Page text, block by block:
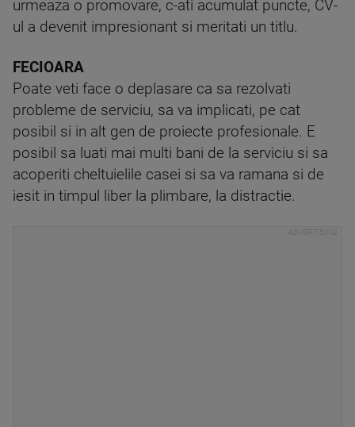
urmeaza o promovare, c-ati acumulat puncte, CV-
ul a devenit impresionant si meritati un titlu.
FECIOARA
Poate veti face o deplasare ca sa rezolvati
probleme de serviciu, sa va implicati, pe cat
posibil si in alt gen de proiecte profesionale. E
posibil sa luati mai multi bani de la serviciu si sa
acoperiti cheltuielile casei si sa va ramana si de
iesit in timpul liber la plimbare, la distractie.